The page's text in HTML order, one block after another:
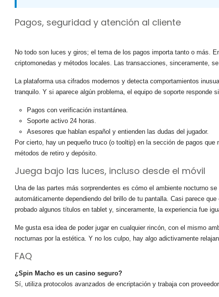
Pagos, seguridad y atención al cliente
No todo son luces y giros; el tema de los pagos importa tanto o más.
criptomonedas y métodos locales. Las transacciones, sinceramente,
La plataforma usa cifrados modernos y detecta comportamientos
tranquilo. Y si aparece algún problema, el equipo de soporte responde
Pagos con verificación instantánea.
Soporte activo 24 horas.
Asesores que hablan español y entienden las dudas del jugador.
Por cierto, hay un pequeño truco (o tooltip) en la sección de pagos que
métodos de retiro y depósito.
Juega bajo las luces, incluso desde el móvil
Una de las partes más sorprendentes es cómo el ambiente nocturno
automáticamente dependiendo del brillo de tu pantalla. Casi parece
probado algunos títulos en tablet y, sinceramente, la experiencia fue
Me gusta esa idea de poder jugar en cualquier rincón, con el mismo
nocturnas por la estética. Y no los culpo, hay algo adictivamente
FAQ
¿Spin Macho es un casino seguro?
Sí, utiliza protocolos avanzados de encriptación y trabaja con